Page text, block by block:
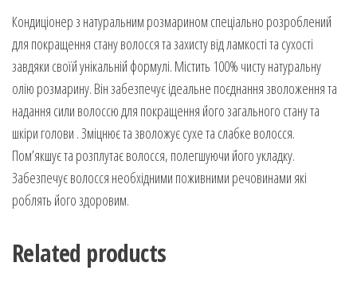
Кондиціонер з натуральним розмарином спеціально розроблений
для покращення стану волосся та захисту від ламкості та сухості
завдяки своїй унікальній формулі. Містить 100% чисту натуральну
олію розмарину. Він забезпечує ідеальне поєднання зволоження та
надання сили волоссю для покращення його загального стану та
шкіри голови . Зміцнює та зволожує сухе та слабке волосся.
Пом’якшує та розплутає волосся, полегшуючи його укладку.
Забезпечує волосся необхідними поживними речовинами які
роблять його здоровим.
Related products